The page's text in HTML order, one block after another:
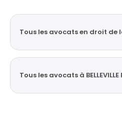
Tous les avocats en droit de
Tous les avocats à BELLEVILLE